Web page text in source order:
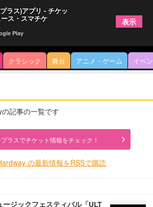
クラシック 舞台 アニメ・ゲーム イベ
記事の一覧です
ラスでチケット情報をチェック！
の最新情報をRSSで購読
ジックフェスティバル「ULT
ラス)アプリ - チケッ
ース・スマチケ
Play
表示